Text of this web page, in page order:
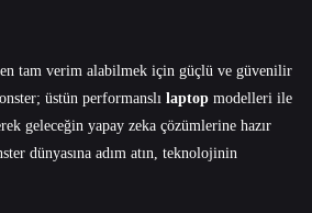
tam verim alabilmek için güçlü ve güvenilir
üstün performanslı laptop modelleri ile
geleceğin yapay zeka çözümlerine hazır
dünyasına adım atın, teknolojinin